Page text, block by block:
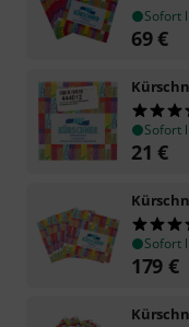
Sofort
69€
Sofort
21 €
Sofort
179 €